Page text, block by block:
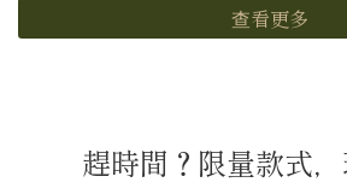
查看更多
趕時間？限量款式